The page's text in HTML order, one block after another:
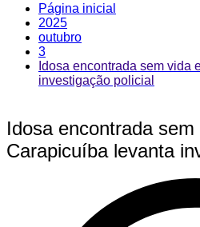
Página inicial
2025
outubro
3
Idosa encontrada sem vida
investigação policial
Idosa encontrada sem
Carapicuíba levanta